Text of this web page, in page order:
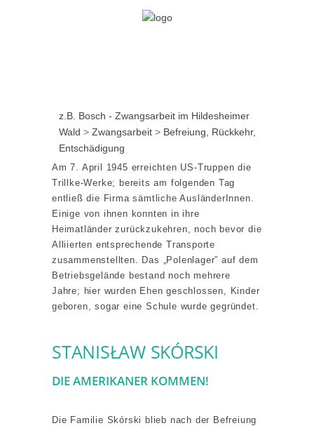
z.B. Bosch - Zwangsarbeit im Hildesheimer
Wald > Zwangsarbeit > Befreiung, Rückkehr,
Entschädigung
Am 7. April 1945 erreichten US-Truppen die
Trillke-Werke; bereits am folgenden Tag
entließ die Firma sämtliche AusländerInnen.
Einige von ihnen konnten in ihre
Heimatländer zurückzukehren, noch bevor die
Alliierten entsprechende Transporte
zusammenstellten. Das „Polenlager” auf dem
Betriebsgelände bestand noch mehrere
Jahre; hier wurden Ehen geschlossen, Kinder
geboren, sogar eine Schule wurde gegründet.
STANISŁAW SKÓRSKI
DIE AMERIKANER KOMMEN!
Die Familie Skórski blieb nach der Befreiung